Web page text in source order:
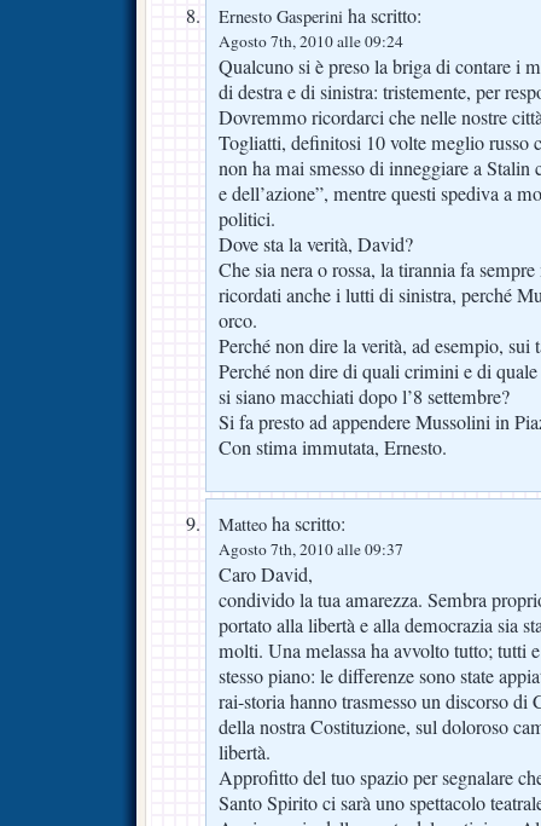
Ernesto Gasperini ha scritto:
Agosto 7th, 2010 alle 09:24
Qualcuno si è preso la briga di contare i
di destra e di sinistra: tristemente, per
Dovremmo ricordarci che nelle nostre
Togliatti, definitosi 10 volte meglio russo
non ha mai smesso di inneggiare a Stalin
e dell’azione”, mentre questi spediva a
politici.
Dove sta la verità, David?
Che sia nera o rossa, la tirannia fa
ricordati anche i lutti di sinistra, perché
orco.
Perché non dire la verità, ad esempio,
Perché non dire di quali crimini e di quale
si siano macchiati dopo l’8 settembre?
Si fa presto ad appendere Mussolini in
Con stima immutata, Ernesto.
Matteo ha scritto:
Agosto 7th, 2010 alle 09:37
Caro David,
condivido la tua amarezza. Sembra
portato alla libertà e alla democrazia sia
molti. Una melassa ha avvolto tutto; tutti
stesso piano: le differenze sono state
rai-storia hanno trasmesso un discorso
della nostra Costituzione, sul doloroso
libertà.
Approfitto del tuo spazio per segnalare
Santo Spirito ci sarà uno spettacolo